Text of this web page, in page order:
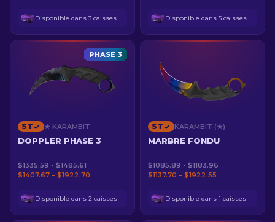
Disponible dans 3 caisses Disponible dans 5 caisses
PHASE 3
ST ★ KARAMBIT
DOPPLER PHASE 3
$1335.59 - $1485.61
$1407.67 – $1922.70
Disponible dans 2 caisses
ST KARAMBIT (★)
MARBRE FONDU
$1085.89 - $1183.96
$1137.70 – $1922.55
Disponible dans 1 caisses